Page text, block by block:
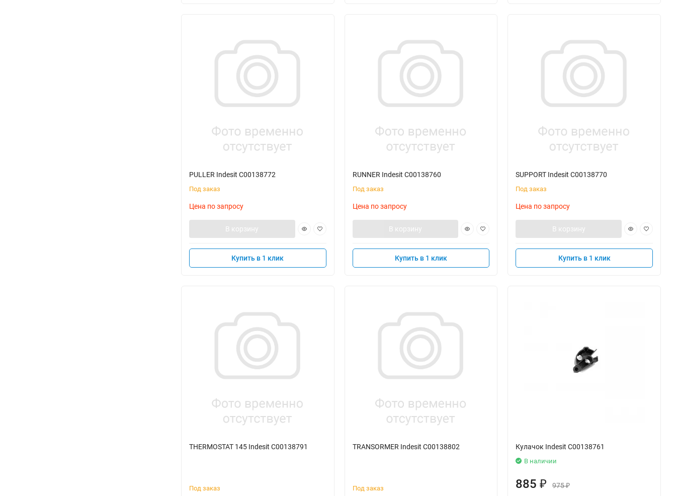
PULLER Indesit C00138772
Под заказ
Цена по запросу
В корзину
Купить в 1 клик
RUNNER Indesit C00138760
Под заказ
Цена по запросу
В корзину
Купить в 1 клик
SUPPORT Indesit C00138770
Под заказ
Цена по запросу
В корзину
Купить в 1 клик
THERMOSTAT 145 Indesit C00138791
Под заказ
TRANSORMER Indesit C00138802
Под заказ
Кулачок Indesit C00138761
В наличии
885₽ 975₽